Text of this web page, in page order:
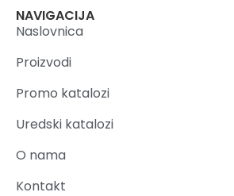
NAVIGACIJA
Naslovnica
Proizvodi
Promo katalozi
Uredski katalozi
O nama
Kontakt